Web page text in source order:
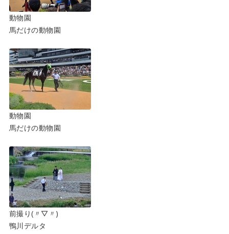
動物園
馬だけの動物園
動物園
馬だけの動物園
前撮り(〃▽〃)
鴨川デルタ